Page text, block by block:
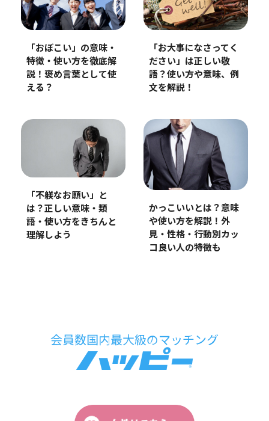
「おぼこい」の意味・
特徴・使い方を徹底解
説！褒め言葉として使
える？
「お大事になさってく
ださい」は正しい敬
語？使い方や意味、例
文を解説！
「不躾なお願い」と
は？正しい意味・類
語・使い方をきちんと
理解しよう
かっこいいとは？意味
や使い方を解説！外
見・性格・行動別カッ
コ良い人の特徴も